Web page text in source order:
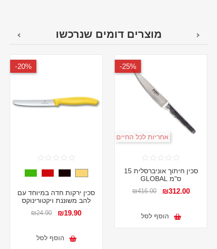
מוצרים דומים שנרכשו
25%-
אחריות לכל החיים
סכין חיתוך אוניברסלית 15
ס"מ GLOBAL
₪312.00
₪416.00
הוסף לסל
20%-
סכין ירקות חדה במיוחד עם
להב משוננת ויקטורינוקס
₪19.90
₪24.90
הוסף לסל